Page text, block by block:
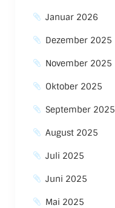
Januar 2026
Dezember 2025
November 2025
Oktober 2025
September 2025
August 2025
Juli 2025
Juni 2025
Mai 2025